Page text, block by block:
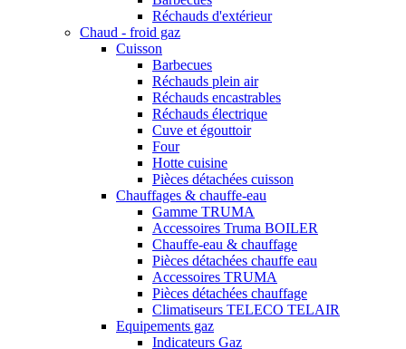
Réchauds d'extérieur
Chaud - froid gaz
Cuisson
Barbecues
Réchauds plein air
Réchauds encastrables
Réchauds électrique
Cuve et égouttoir
Four
Hotte cuisine
Pièces détachées cuisson
Chauffages & chauffe-eau
Gamme TRUMA
Accessoires Truma BOILER
Chauffe-eau & chauffage
Pièces détachées chauffe eau
Accessoires TRUMA
Pièces détachées chauffage
Climatiseurs TELECO TELAIR
Equipements gaz
Indicateurs Gaz